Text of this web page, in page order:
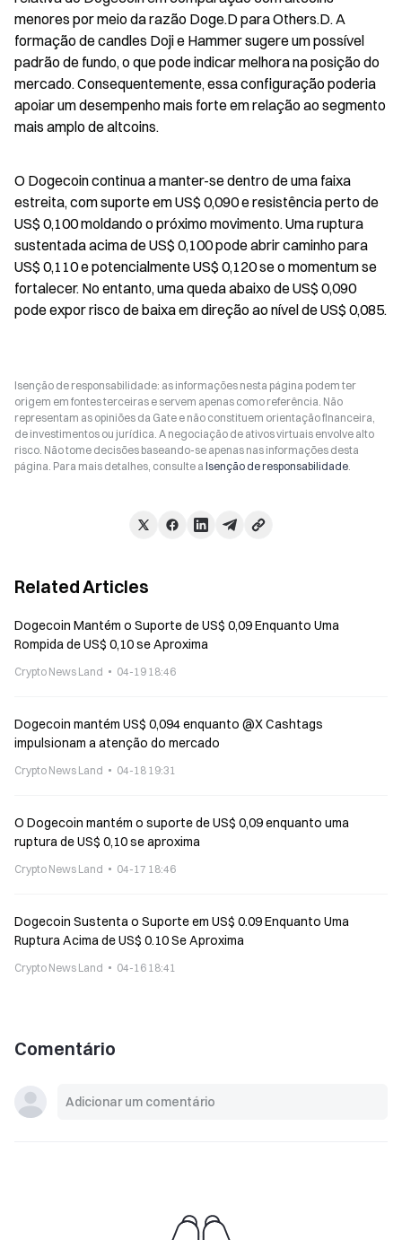
menores por meio da razão Doge.D para Others.D. A
formação de candles Doji e Hammer sugere um possível
padrão de fundo, o que pode indicar melhora na posição do
mercado. Consequentemente, essa configuração poderia
apoiar um desempenho mais forte em relação ao segmento
mais amplo de altcoins.
O Dogecoin continua a manter-se dentro de uma faixa
estreita, com suporte em US$ 0,090 e resistência perto de
US$ 0,100 moldando o próximo movimento. Uma ruptura
sustentada acima de US$ 0,100 pode abrir caminho para
US$ 0,110 e potencialmente US$ 0,120 se o momentum se
fortalecer. No entanto, uma queda abaixo de US$ 0,090
pode expor risco de baixa em direção ao nível de US$ 0,085.
Isenção de responsabilidade: as informações nesta página podem ter
origem em fontes terceiras e servem apenas como referência. Não
representam as opiniões da Gate e não constituem orientação financeira,
de investimentos ou jurídica. A negociação de ativos virtuais envolve alto
risco. Não tome decisões baseando-se apenas nas informações desta
página. Para mais detalhes, consulte a Isenção de responsabilidade.
Related Articles
Dogecoin Mantém o Suporte de US$ 0,09 Enquanto Uma
Rompida de US$ 0,10 se Aproxima
Crypto News Land 04-19 18:46
Dogecoin mantém US$ 0,094 enquanto @X Cashtags
impulsionam a atenção do mercado
Crypto News Land 04-18 19:31
O Dogecoin mantém o suporte de US$ 0,09 enquanto uma
ruptura de US$ 0,10 se aproxima
Crypto News Land 04-17 18:46
Dogecoin Sustenta o Suporte em US$ 0.09 Enquanto Uma
Ruptura Acima de US$ 0.10 Se Aproxima
Crypto News Land 04-16 18:41
Comentário